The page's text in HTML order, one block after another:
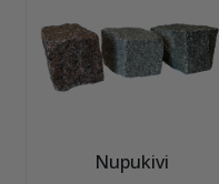
Nupukivi